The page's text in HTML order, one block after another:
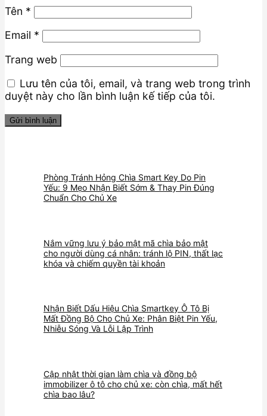
Tên *
Email *
Trang web
Lưu tên của tôi, email, và trang web trong trình
duyệt này cho lần bình luận kế tiếp của tôi.
Phòng Tránh Hỏng Chìa Smart Key Do Pin
Yếu: 9 Mẹo Nhận Biết Sớm & Thay Pin Đúng
Chuẩn Cho Chủ Xe
Nắm vững lưu ý bảo mật mã chìa bảo mật
cho người dùng cá nhân: tránh lộ PIN, thất lạc
khóa và chiếm quyền tài khoản
Nhận Biết Dấu Hiệu Chìa Smartkey Ô Tô Bị
Mất Đồng Bộ Cho Chủ Xe: Phân Biệt Pin Yếu,
Nhiễu Sóng Và Lỗi Lập Trình
Cập nhật thời gian làm chìa và đồng bộ
immobilizer ô tô cho chủ xe: còn chìa, mất hết
chìa bao lâu?